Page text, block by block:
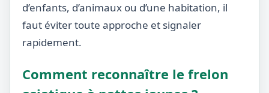
d’enfants, d’animaux ou d’une habitation, il
faut éviter toute approche et signaler
rapidement.
Comment reconnaître le frelon